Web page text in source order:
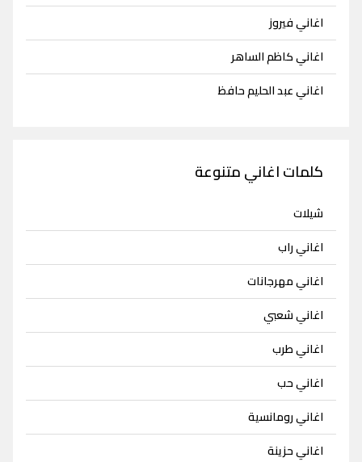
اغاني فيروز
اغاني كاظم الساهر
اغاني عبد الحليم حافظ
كلمات اغاني متنوعة
شيلات
اغاني راب
اغاني مهرجانات
اغاني شعبي
اغاني طرب
اغاني حب
اغاني رومانسية
اغاني حزينة